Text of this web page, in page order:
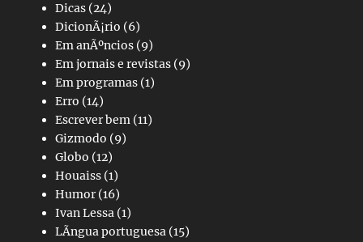
Dicas (24)
DicionÃ¡rio (6)
Em anÃºncios (9)
Em jornais e revistas (9)
Em programas (1)
Erro (14)
Escrever bem (11)
Gizmodo (9)
Globo (12)
Houaiss (1)
Humor(16)
Ivan Lessa (1)
LÃ­ngua portuguesa (15)